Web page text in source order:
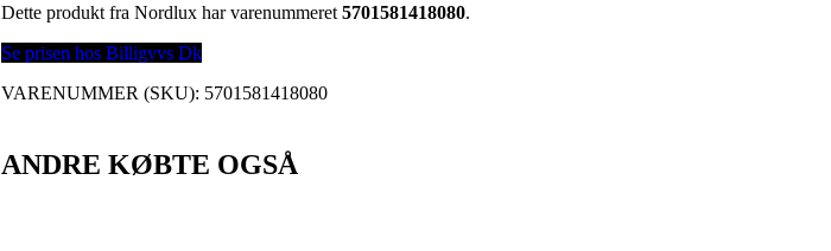
Dette produkt fra Nordlux har varenummeret5701581418080.
Se prisen hos Billigvvs Dk
VARENUMMER (SKU): 5701581418080
ANDRE KØBTE OGSÅ